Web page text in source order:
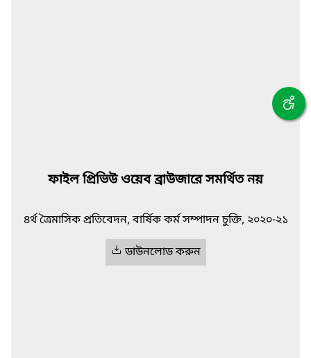
ফাইল প্রিভিউ ওয়েব ব্রাউজারে সমর্থিত নয়
৪র্থ ত্রৈমাসিক প্রতিবেদন, বার্ষিক কর্ম সম্পাদন চুক্তি, ২০২০-২১
ডাউনলোড করুন